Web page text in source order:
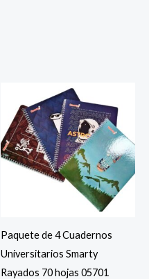
Paquete de 4 Cuadernos
Universitarios Smarty
Rayados 70 hojas 05701